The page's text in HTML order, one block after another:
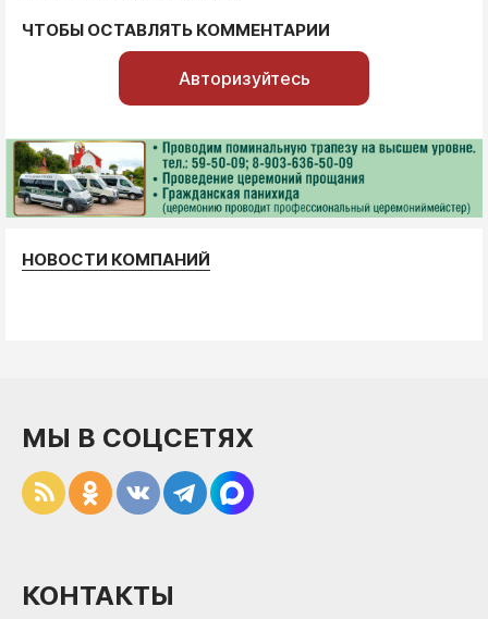
ЧТОБЫ ОСТАВЛЯТЬ КОММЕНТАРИИ
Авторизуйтесь
НОВОСТИ КОМПАНИЙ
МЫ В СОЦСЕТЯХ
КОНТАКТЫ